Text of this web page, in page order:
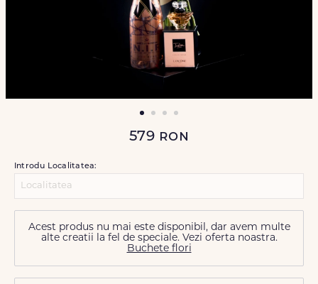
579 ron
Introdu Localitatea:
Acest produs nu mai este disponibil, dar avem multe
alte creatii la fel de speciale. Vezi oferta noastra.
Buchete flori